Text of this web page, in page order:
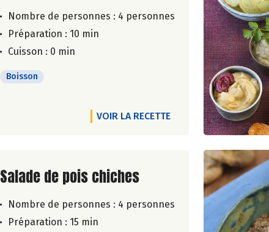
Nombre de personnes : 4 personnes
Préparation : 10 min
Cuisson : 0 min
Boisson
VOIR LA RECETTE
Lire la suite de la recette
Salade de pois chiches
Nombre de personnes : 4 personnes
Préparation : 15 min